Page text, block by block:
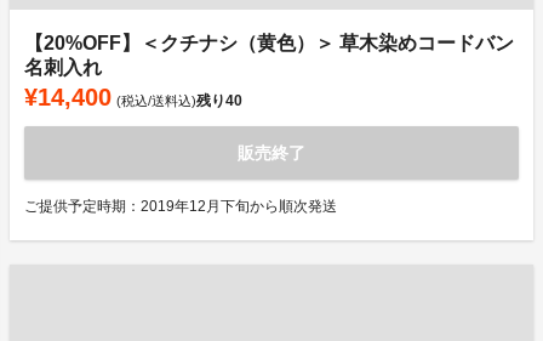
【20%OFF】＜クチナシ（黄色）＞ 草木染めコードバン
名刺入れ
¥14,400 (税込/送料込)残り40
販売終了
ご提供予定時期：2019年12月下旬から順次発送